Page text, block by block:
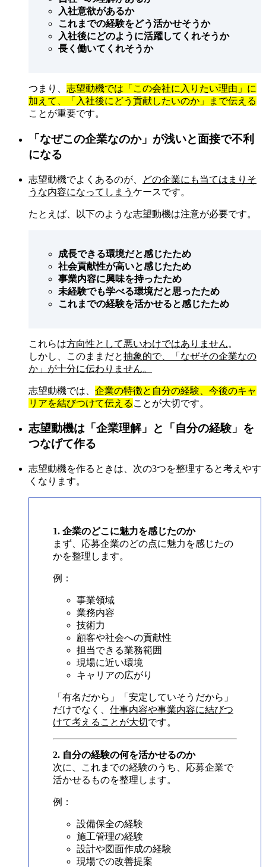
入社意欲があるか
これまでの経験をどう活かせそうか
入社後にどのように活躍してくれそうか
長く働いてくれそうか
つまり、 志望動機では「この会社に入りたい理由」に
加えて、「入社後にどう貢献したいのか」まで伝える
ことが重要です。
「なぜこの企業なのか」が浅いと面接で不利
になる
志望動機でよくあるのが、
どの企業にも当てはまりそ
うな内容になってしまう ケースです。
たとえば、以下のような志望動機は注意が必要です。
成長できる環境だと感じたため
社会貢献性が高いと感じたため
事業内容に興味を持ったため
未経験でも学べる環境だと思ったため
これまでの経験を活かせると感じたため
これらは方向性として悪いわけではありません。
しかし、このままだと抽象的で、「なぜその企業なの
か」が十分に伝わりません。
志望動機では、 企業の特徴と自分の経験、今後のキャ
リアを結びつけて伝える ことが大切です。
志望動機は「企業理解」と「自分の経験」を
つなげて作る
志望動機を作るときは、次の3つを整理すると考えやす
くなります。
1. 企業のどこに魅力を感じたのか
まず、応募企業のどの点に魅力を感じたの
かを整理します。
例：
事業領域
業務内容
技術力
顧客や社会への貢献性
担当できる業務範囲
現場に近い環境
キャリアの広がり
「有名だから」「安定していそうだから」
だけでなく、 仕事内容や事業内容に結びつ
けて考えることが大切です。
2. 自分の経験の何を活かせるのか
次に、これまでの経験のうち、応募企業で
活かせるものを整理します。
例：
設備保全の経験
施工管理の経験
設計や図面作成の経験
現場での改善提案